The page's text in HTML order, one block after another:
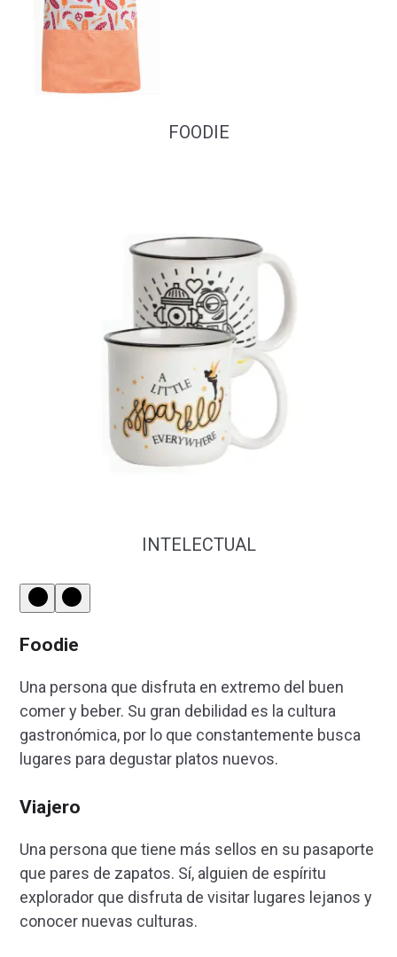
FOODIE
INTELECTUAL
Foodie
Una persona que disfruta en extremo del buen
comer y beber. Su gran debilidad es la cultura
gastronómica, por lo que constantemente busca
lugares para degustar platos nuevos.
Viajero
Una persona que tiene más sellos en su pasaporte
que pares de zapatos. Sí, alguien de espíritu
explorador que disfruta de visitar lugares lejanos y
conocer nuevas culturas.